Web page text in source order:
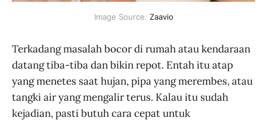
Image Source: Zaavio
Terkadang masalah bocor di rumah atau kendaraan
datang tiba-tiba dan bikin repot. Entah itu atap
yang menetes saat hujan, pipa yang merembes, atau
tangki air yang mengalir terus. Kalau itu sudah
kejadian, pasti butuh cara cepat untuk